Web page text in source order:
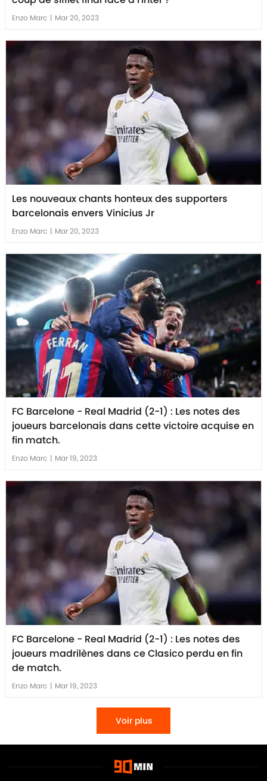
Enzo Marc | Mar 20, 2023
Les nouveaux chants honteux des supporters
barcelonais envers Vinicius Jr
Enzo Marc | Mar 20, 2023
FC Barcelone - Real Madrid (2-1) : Les notes des
joueurs barcelonais dans cette victoire acquise en
fin match.
Enzo Marc | Mar 19, 2023
FC Barcelone - Real Madrid (2-1) : Les notes des
joueurs madrilènes dans ce Clasico perdu en fin
de match.
Enzo Marc | Mar 19, 2023
Voir plus